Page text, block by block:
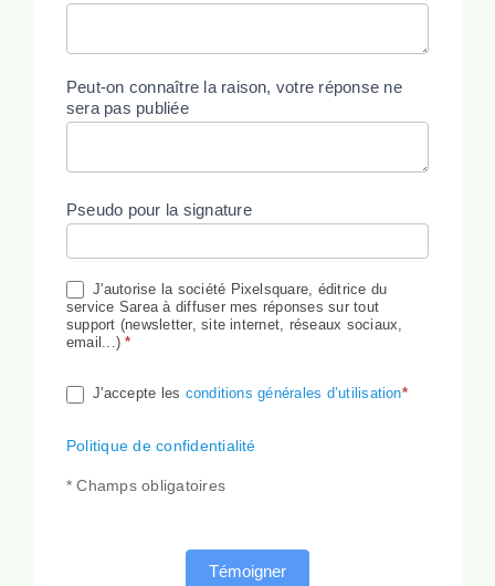
Peut-on connaître la raison, votre réponse ne
sera pas publiée
Pseudo pour la signature
J'autorise la société Pixelsquare, éditrice du
service Sarea à diffuser mes réponses sur tout
support (newsletter, site internet, réseaux sociaux,
email...)*
J'accepte les conditions générales d’utilisation*
Politique de confidentialité
* Champs obligatoires
Témoigner